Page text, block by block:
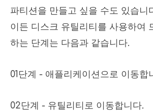
파티션을 만들고 싶을 수도 있습니
이든 디스크 유틸리티를 사용하여
하는 단계는 다음과 같습니다.
01단계 - 애플리케이션으로 이동합
02단계 - 유틸리티로 이동합니다.